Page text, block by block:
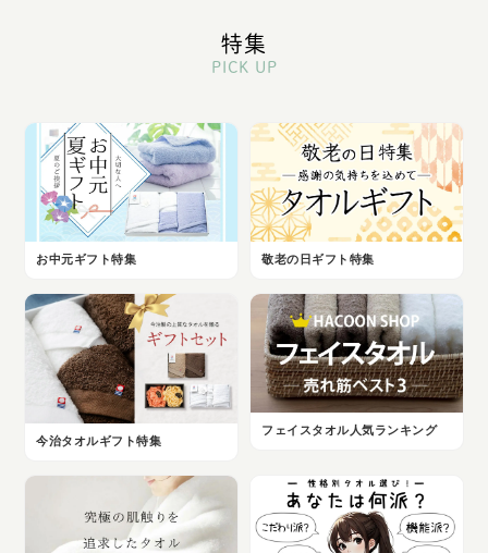
特集
PICK UP
お中元ギフト特集 敬老の日ギフト特集
今治タオルギフト特集
フェイスタオル人気ランキング